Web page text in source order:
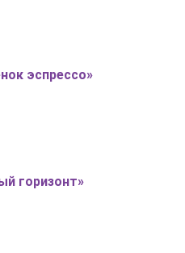
эспрессо»
горизонт»